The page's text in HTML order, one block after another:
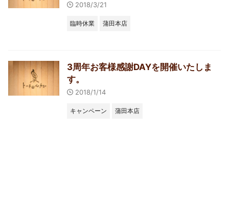
2018/3/21
臨時休業 蒲田本店
3周年お客様感謝DAYを開催いたしま
す。
2018/1/14
キャンペーン 蒲田本店